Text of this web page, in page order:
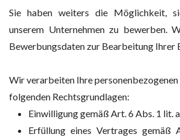
Sie haben weiters die Möglichkeit,
unserem Unternehmen zu bewerben.
Bewerbungsdaten zur Bearbeitung Ihrer
Wir verarbeiten Ihre
folgenden Rechtsgrundlagen:
Einwilligung gemäß Art. 6 Abs. 1 lit.
Erfüllung eines Vertrages